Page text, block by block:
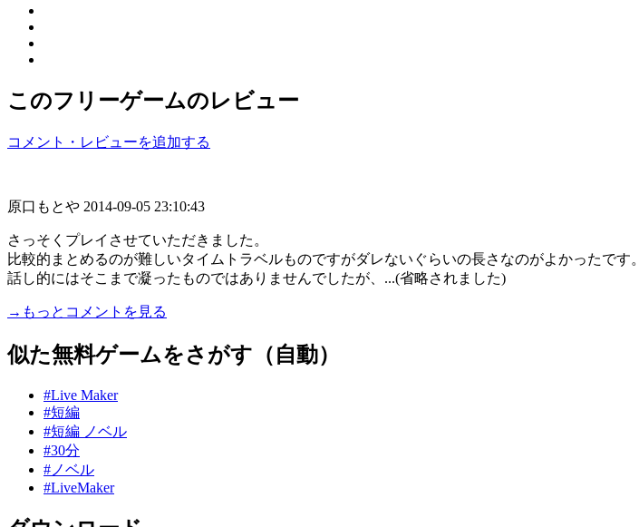
このフリーゲームのレビュー
コメント・レビューを追加する
原口もとや 2014-09-05 23:10:43
さっそくプレイさせていただきました。
比較的まとめるのが難しいタイムトラベルものですがダレないぐらいの長さなのがよかったです。
話し的にはそこまで凝ったものではありませんでしたが、...(省略されました)
→もっとコメントを見る
似た無料ゲームをさがす（自動）
#Live Maker
#短編
#短編 ノベル
#30分
#ノベル
#LiveMaker